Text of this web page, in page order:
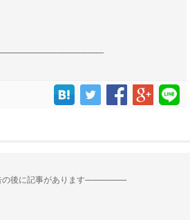
の後に記事があります--------------------